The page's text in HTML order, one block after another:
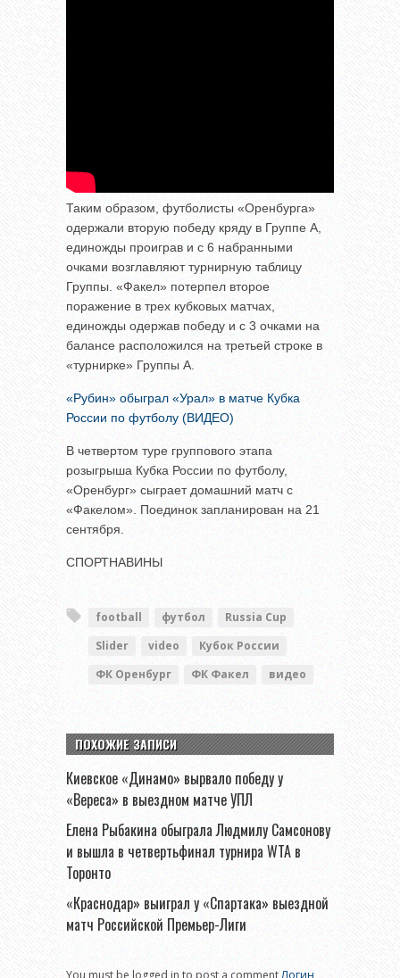
Таким образом, футболисты «Оренбурга»
одержали вторую победу кряду в Группе А,
единожды проиграв и с 6 набранными
очками возглавляют турнирную таблицу
Группы. «Факел» потерпел второе
поражение в трех кубковых матчах,
единожды одержав победу и с 3 очками на
балансе расположился на третьей строке в
«турнирке» Группы А.
«Рубин» обыграл «Урал» в матче Кубка
России по футболу (ВИДЕО)
В четвертом туре группового этапа
розыгрыша Кубка России по футболу,
«Оренбург» сыграет домашний матч с
«Факелом». Поединок запланирован на 21
сентября.
СПОРТНАВИНЫ
football футбол
Russia Cup
Slider
video
Кубок России
ФК Оренбург
ФК Факел видео
ПОХОЖИЕ ЗАПИСИ
Киевское «Динамо» вырвало победу у
«Вереса» в выездном матче УПЛ
Елена Рыбакина обыграла Людмилу Самсонову
и вышла в четвертьфинал турнира WTA в
Торонто
«Краснодар» выиграл у «Спартака» выездной
матч Российской Премьер-Лиги
You must be logged in to post a comment Логин